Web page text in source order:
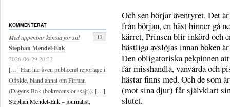
Och sen börjar äventyret. Det
från början, en häst hinner gå
kärret, Prinsen blir inkörd och
hästliga avslöjas innan boken
Den obligatoriska pekpinnen
får misshandla, vanvårda och
hästar finns med. Och de som
(mot sina djur) får självklart
slutet.
KOMMENTERAT
Med uppenbar känsla för stil
Stephan Mendel-Enk
2026-06-29 20:22
[…] Han har även publicerat reportage i
Offside, bland annat om Firman
(Dagens Bok (bokrecensionssajt)). […]
Stephan Mendel-Enk – journalist,
13